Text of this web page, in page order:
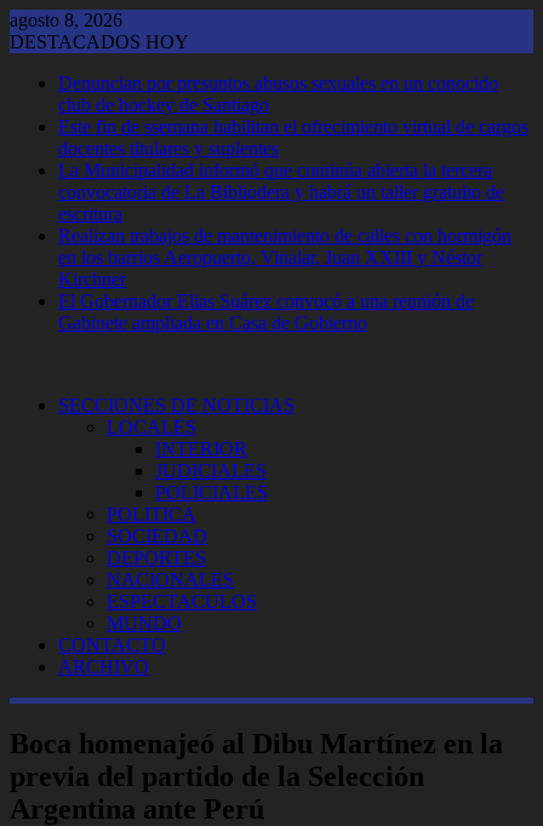
Saltar
al
agosto 8, 2026
DESTACADOS HOY
Denuncian por presuntos abusos sexuales en un conocido
club de hockey de Santiago
Este fin de ssemana habilitan el ofrecimiento virtual de cargos
docentes titulares y suplentes
La Municipalidad informó que continúa abierta la tercera
convocatoria de La Bibliodera y habrá un taller gratuito de
escritura
Realizan trabajos de mantenimiento de calles con hormigón
en los barrios Aeropuerto, Vinalar, Juan XXIII y Néstor
Kirchner
El Gobernador Elias Suárez convocó a una reunión de
Gabinete ampliada en Casa de Gobierno
SECCIONES DE NOTICIAS
LOCALES
INTERIOR
JUDICIALES
POLICIALES
POLITICA
SOCIEDAD
DEPORTES
NACIONALES
ESPECTACULOS
MUNDO
CONTACTO
ARCHIVO
Boca homenajeó al Dibu Martínez en la
previa del partido de la Selección
Argentina ante Perú